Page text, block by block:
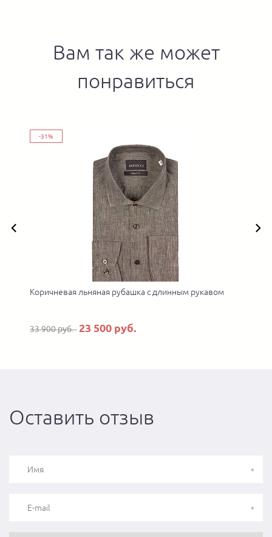
Вам так же может
понравиться
-31%
Коричневая льняная рубашка с длинным рукавом
33 900 руб. 23 500 руб.
Оставить отзыв